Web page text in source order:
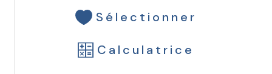
Une place de parking PMR (boxable)
Sélectionner
Calculatrice